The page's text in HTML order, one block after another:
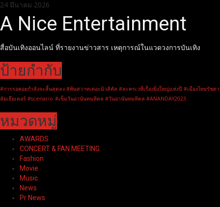
Skip
to
content
24 มีนาคม 2026
A Nice Entertainment
สื่อบันเทิงออนไลน์ ที่รายงานข่าวสาร เหตุการณ์ในแวดวงการบันเทิง
ป้ายกำกับ
#การรอคอยกำลังจะสิ้นสุดลง #พิษสวาทเดอะมิวสิคัล #ละครเวทีเรื่องยิ่งใหญ่แห่งปี #เมืองไทยรัชดา
ลัยเธียเตอร์ #scenario #เข็มวันอานันทมหิดล #วันอานันทมหิดล #ANANDAY2023
หมวดหมู่
AWARDS
CONCERT & FAN MEETING
Fashion
Movie
Music
News
Pr News